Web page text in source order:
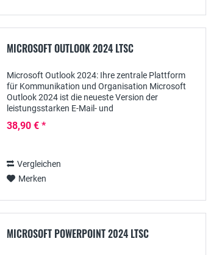
MICROSOFT OUTLOOK 2024 LTSC
Microsoft Outlook 2024: Ihre zentrale Plattform
für Kommunikation und Organisation Microsoft
Outlook 2024 ist die neueste Version der
leistungsstarken E-Mail- und
hilft, Ihre Kommunikation...
38,90 € *
Vergleichen
Merken
MICROSOFT POWERPOINT 2024 LTSC